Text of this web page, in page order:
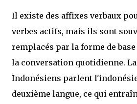
Il existe des affixes verbaux
verbes actifs, mais ils sont
remplacés par la forme de base
la conversation quotidienne.
Indonésiens parlent
deuxième langue, ce qui